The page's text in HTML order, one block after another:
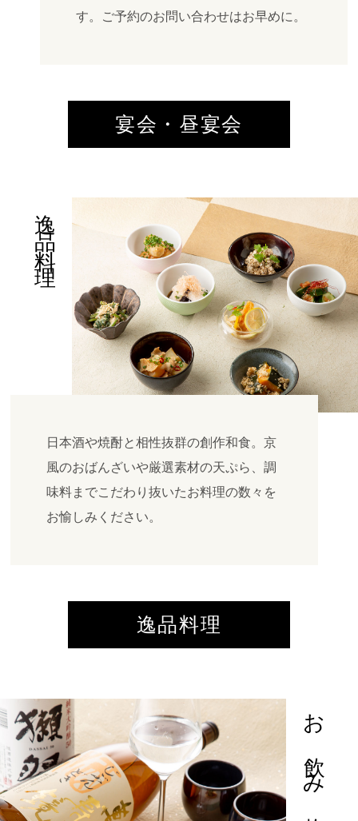
す。ご予約のお問い合わせはお早めに。
宴会・昼宴会
逸品料理
日本酒や焼酎と相性抜群の創作和食。京
風のおばんざいや厳選素材の天ぷら、調
味料までこだわり抜いたお料理の数々を
お愉しみください。
逸品料理
お飲み物